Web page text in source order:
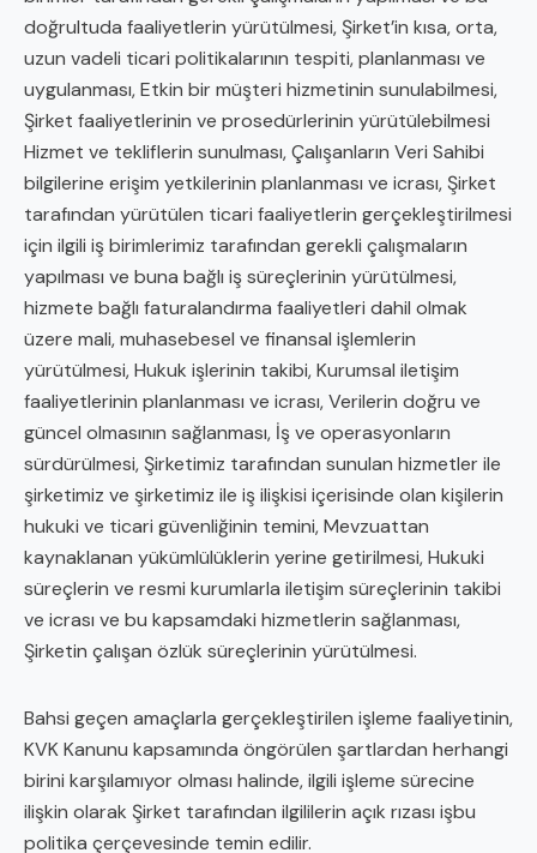
doğrultuda faaliyetlerin yürütülmesi, Şirket’in kısa, orta,
uzun vadeli ticari politikalarının tespiti, planlanması ve
uygulanması, Etkin bir müşteri hizmetinin sunulabilmesi,
Şirket faaliyetlerinin ve prosedürlerinin yürütülebilmesi
Hizmet ve tekliflerin sunulması, Çalışanların Veri Sahibi
bilgilerine erişim yetkilerinin planlanması ve icrası, Şirket
tarafından yürütülen ticari faaliyetlerin gerçekleştirilmesi
için ilgili iş birimlerimiz tarafından gerekli çalışmaların
yapılması ve buna bağlı iş süreçlerinin yürütülmesi,
hizmete bağlı faturalandırma faaliyetleri dahil olmak
üzere mali, muhasebesel ve finansal işlemlerin
yürütülmesi, Hukuk işlerinin takibi, Kurumsal iletişim
faaliyetlerinin planlanması ve icrası, Verilerin doğru ve
güncel olmasının sağlanması, İş ve operasyonların
sürdürülmesi, Şirketimiz tarafından sunulan hizmetler ile
şirketimiz ve şirketimiz ile iş ilişkisi içerisinde olan kişilerin
hukuki ve ticari güvenliğinin temini, Mevzuattan
kaynaklanan yükümlülüklerin yerine getirilmesi, Hukuki
süreçlerin ve resmi kurumlarla iletişim süreçlerinin takibi
ve icrası ve bu kapsamdaki hizmetlerin sağlanması,
Şirketin çalışan özlük süreçlerinin yürütülmesi.
Bahsi geçen amaçlarla gerçekleştirilen işleme faaliyetinin,
KVK Kanunu kapsamında öngörülen şartlardan herhangi
birini karşılamıyor olması halinde, ilgili işleme sürecine
ilişkin olarak Şirket tarafından ilgililerin açık rızası işbu
politika çerçevesinde temin edilir.